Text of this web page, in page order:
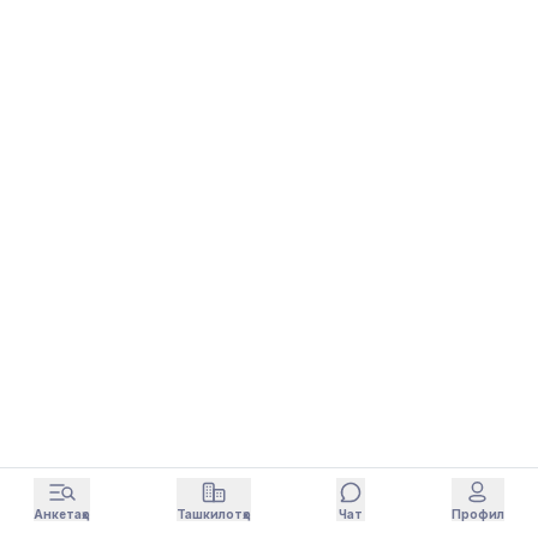
Анкетаҳо Ташкилотҳо Чат Профил